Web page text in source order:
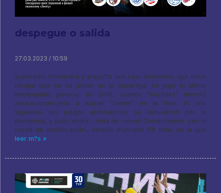
despegue o salida
27.03.2023 / 10:59
esperado! Primavera y playoffs son casi sinónimos, que hace
tiempo que no se juntan en la Superliga. Se jugó el último
desempate, parece, en 2019, cuando "Kuzbass" derrotó
sensacionalmente a Kazan "Zenith" en la final. Al año
siguiente, los juegos eliminatorios se detuvieron por la
pandemia, y justo ahora - hola de nuevo! Comencemos con la
ronda de clasificación., versión truncada 1/8 final, en la que
leer m?s »